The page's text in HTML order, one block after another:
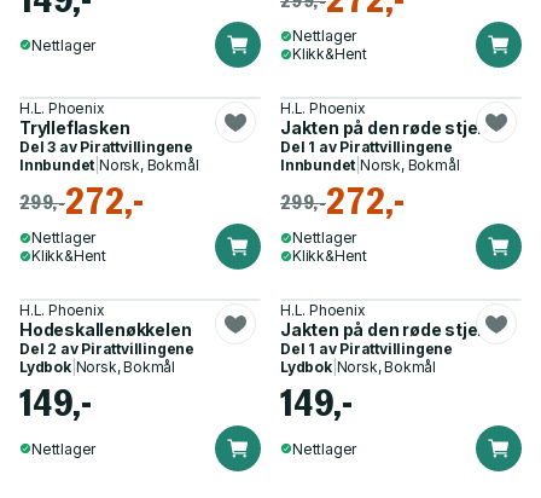
Nettlager
Nettlager
Klikk&Hent
H.L. Phoenix
Trylleflasken
Del 3 av Pirattvillingene
Innbundet |Norsk, Bokmål
299,-272,-
Nettlager
Klikk&Hent
H.L. Phoenix
Jakten på den røde stjerne
Del 1 av Pirattvillingene
Innbundet |Norsk, Bokmål
299,-272,-
Nettlager
Klikk&Hent
H.L. Phoenix
Hodeskallenøkkelen
Del 2 av Pirattvillingene
Lydbok| Norsk, Bokmål
149,-
Nettlager
H.L. Phoenix
Jakten på den røde stjerne
Del 1 av Pirattvillingene
Lydbok| Norsk, Bokmål
149,-
Nettlager